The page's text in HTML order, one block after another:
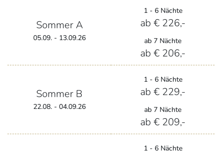
Sommer A
05.09. - 13.09.26
1 - 6 Nächte
ab € 226,-
ab 7 Nächte
ab € 206,-
Sommer B
22.08. - 04.09.26
1 - 6 Nächte
ab € 229,-
ab 7 Nächte
ab € 209,-
1 - 6 Nächte